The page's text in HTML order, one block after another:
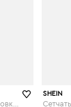
SHEIN